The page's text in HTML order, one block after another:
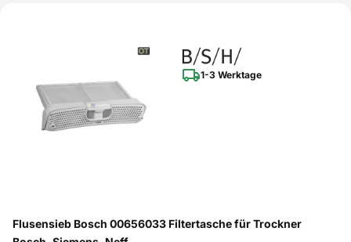
1-3 Werktage
Flusensieb Bosch 00656033 Filtertasche für Trockner